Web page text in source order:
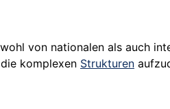
von nationalen als auch
komplexen Strukturen